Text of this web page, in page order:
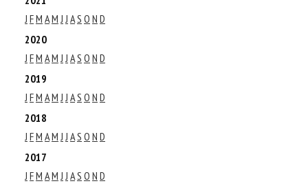
J FM AM J J AS O N D
2020
J FM AM J J AS O N D
2019
J FM AM J J AS O N D
2018
J FM AM J J AS O N D
2017
J FM AM J J AS O N D